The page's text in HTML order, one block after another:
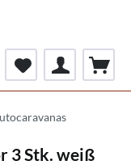
3 Stk. weiß